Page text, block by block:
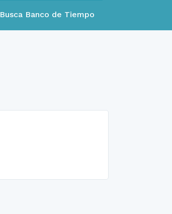
Busca Banco de Tiempo